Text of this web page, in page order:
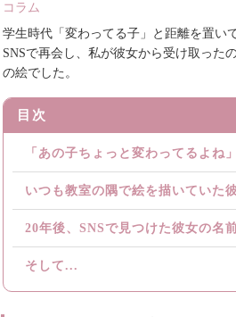
コラム
学生時代「変わってる子」と距離を置い
SNSで再会し、私が彼女から受け取った
の絵でした。
目次
「あの子ちょっと変わってるよね
いつも教室の隅で絵を描いていた
20年後、SNSで見つけた彼女の名
そして...